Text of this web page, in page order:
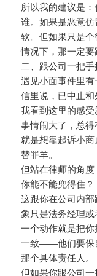
所以我的建议是
谁。如果是恶意
软。但如果只是
情况下，那一定要
二、跟公司一把
遇见小面事件里
信里说，已中止和
我看到这里的感受
事情闹大了，总
就是想靠起诉小
替罪羊。
但站在律师的角
你能不能兜得住？
这跟你在公司内
象只是法务经理
一个动作就是把
一致——他们要保
那个具体责任人。
但如果你跟公司